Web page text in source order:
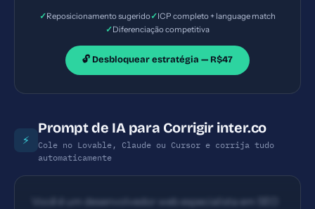
✓Reposicionamento sugerido✓ICP completo + language match
✓Diferenciação competitiva
🔓 Desbloquear estratégia — R$47
⚡
Prompt de IA para Corrigir inter.co
Cole no Lovable, Claude ou Cursor e corrija tudo
automaticamente
Você é um desenvolvedor web especialista em SEO